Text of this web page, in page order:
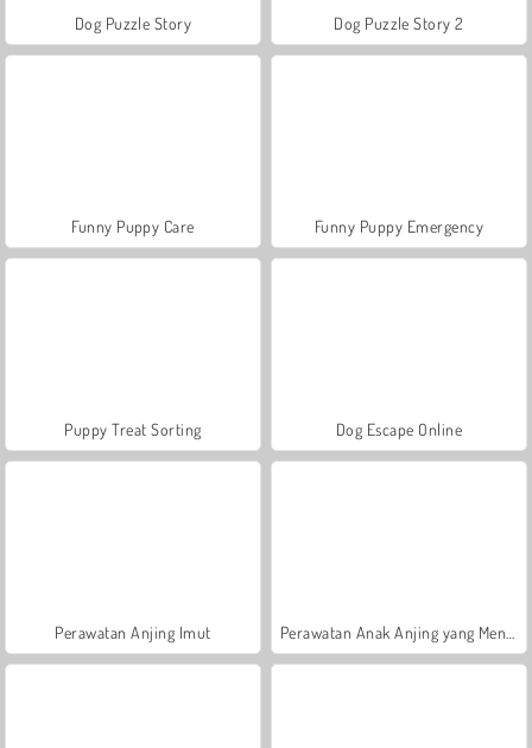
Dog Puzzle Story Dog Puzzle Story 2
Funny Puppy Care Funny Puppy Emergency
Puppy Treat Sorting Dog Escape Online
Perawatan Anjing Imut